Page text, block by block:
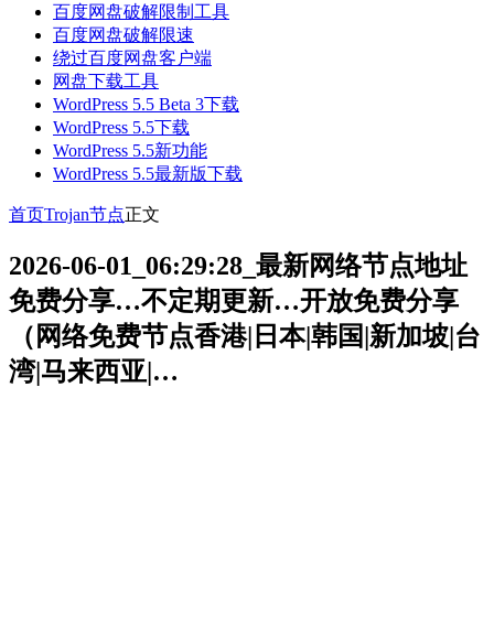
百度网盘破解限制工具
百度网盘破解限速
绕过百度网盘客户端
网盘下载工具
WordPress 5.5 Beta 3下载
WordPress 5.5下载
WordPress 5.5新功能
WordPress 5.5最新版下载
首页Trojan节点正文
2026-06-01_06:29:28_最新网络节点地址
免费分享…不定期更新…开放免费分享
（网络免费节点香港|日本|韩国|新加坡|台
湾|马来西亚|…